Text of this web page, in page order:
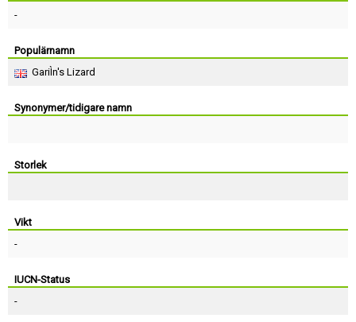
-
Populärnamn
GariÌn's Lizard
Synonymer/tidigare namn
Storlek
Vikt
-
IUCN-Status
-